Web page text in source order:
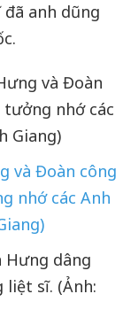
anh dũng
và Đoàn công
nhớ các Anh